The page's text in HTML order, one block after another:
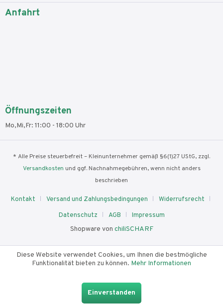
Anfahrt
Öffnungszeiten
Mo,Mi,Fr: 11:00 - 18:00 Uhr
* Alle Preise steuerbefreit – Kleinunternehmer gemäß §6(1)27 UStG, zzgl.
Versandkosten und ggf. Nachnahmegebühren, wenn nicht anders
beschrieben
Kontakt Versand und Zahlungsbedingungen
Widerrufsrecht
Datenschutz
AGB Impressum
Shopware von chiliSCHARF
Diese Website verwendet Cookies, um Ihnen die bestmögliche
Funktionalität bieten zu können. Mehr Informationen
Einverstanden